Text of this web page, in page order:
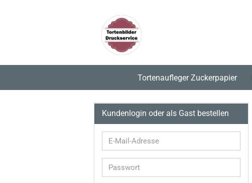
Tortenaufleger Zuckerpapier
Kundenlogin oder als Gast bestellen
E-
Mail-
Passwort